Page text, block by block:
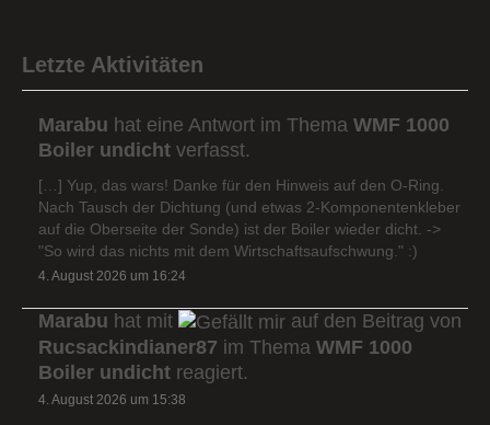
Letzte Aktivitäten
Marabu hat eine Antwort im Thema WMF 1000
Boiler undicht verfasst.
[…] Yup, das wars! Danke für den Hinweis auf den O-Ring.
Nach Tausch der Dichtung (und etwas 2-Komponentenkleber
auf die Oberseite der Sonde) ist der Boiler wieder dicht. ->
"So wird das nichts mit dem Wirtschaftsaufschwung." :)
4. August 2026 um 16:24
Marabu hat mit
auf den Beitrag von
Rucsackindianer87 im Thema WMF 1000
Boiler undicht reagiert.
4. August 2026 um 15:38